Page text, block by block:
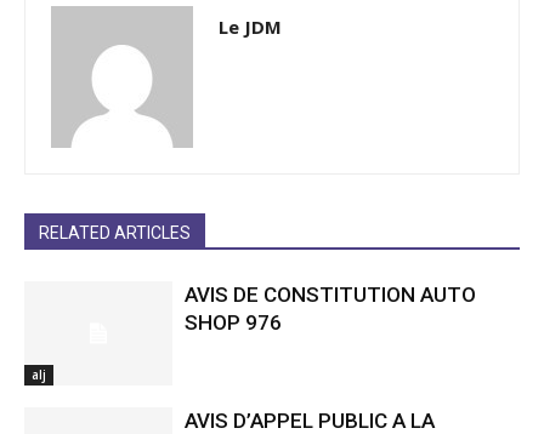
Le JDM
RELATED ARTICLES
alj
AVIS DE CONSTITUTION AUTO
SHOP 976
AVIS D’APPEL PUBLIC A LA